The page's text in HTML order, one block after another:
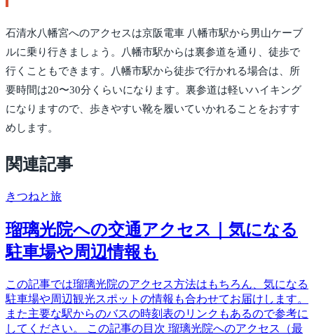
石清水八幡宮へのアクセスは京阪電車 八幡市駅から男山ケーブ
ルに乗り行きましょう。八幡市駅からは裏参道を通り、徒歩で
行くこともできます。八幡市駅から徒歩で行かれる場合は、所
要時間は20〜30分くらいになります。裏参道は軽いハイキング
になりますので、歩きやすい靴を履いていかれることをおすす
めします。
関連記事
きつねと旅
瑠璃光院への交通アクセス｜気になる
駐車場や周辺情報も
この記事では瑠璃光院のアクセス方法はもちろん、気になる
駐車場や周辺観光スポットの情報も合わせてお届けします。
また主要な駅からのバスの時刻表のリンクもあるので参考に
してください。 この記事の目次 瑠璃光院へのアクセス（最